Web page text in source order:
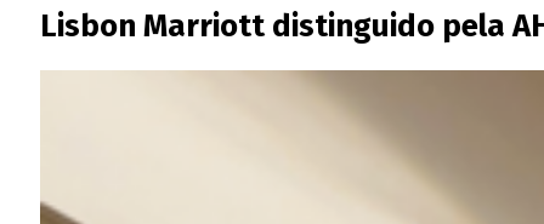
Lisbon Marriott distinguido pela